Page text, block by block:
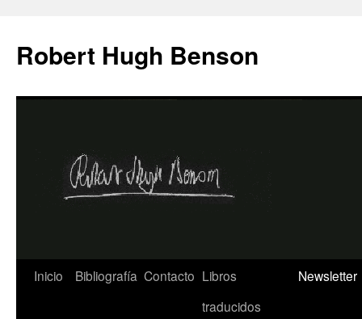
contenido
Robert Hugh Benson
Inicio Bibliografía Contacto Libros
traducidos
Newsletter